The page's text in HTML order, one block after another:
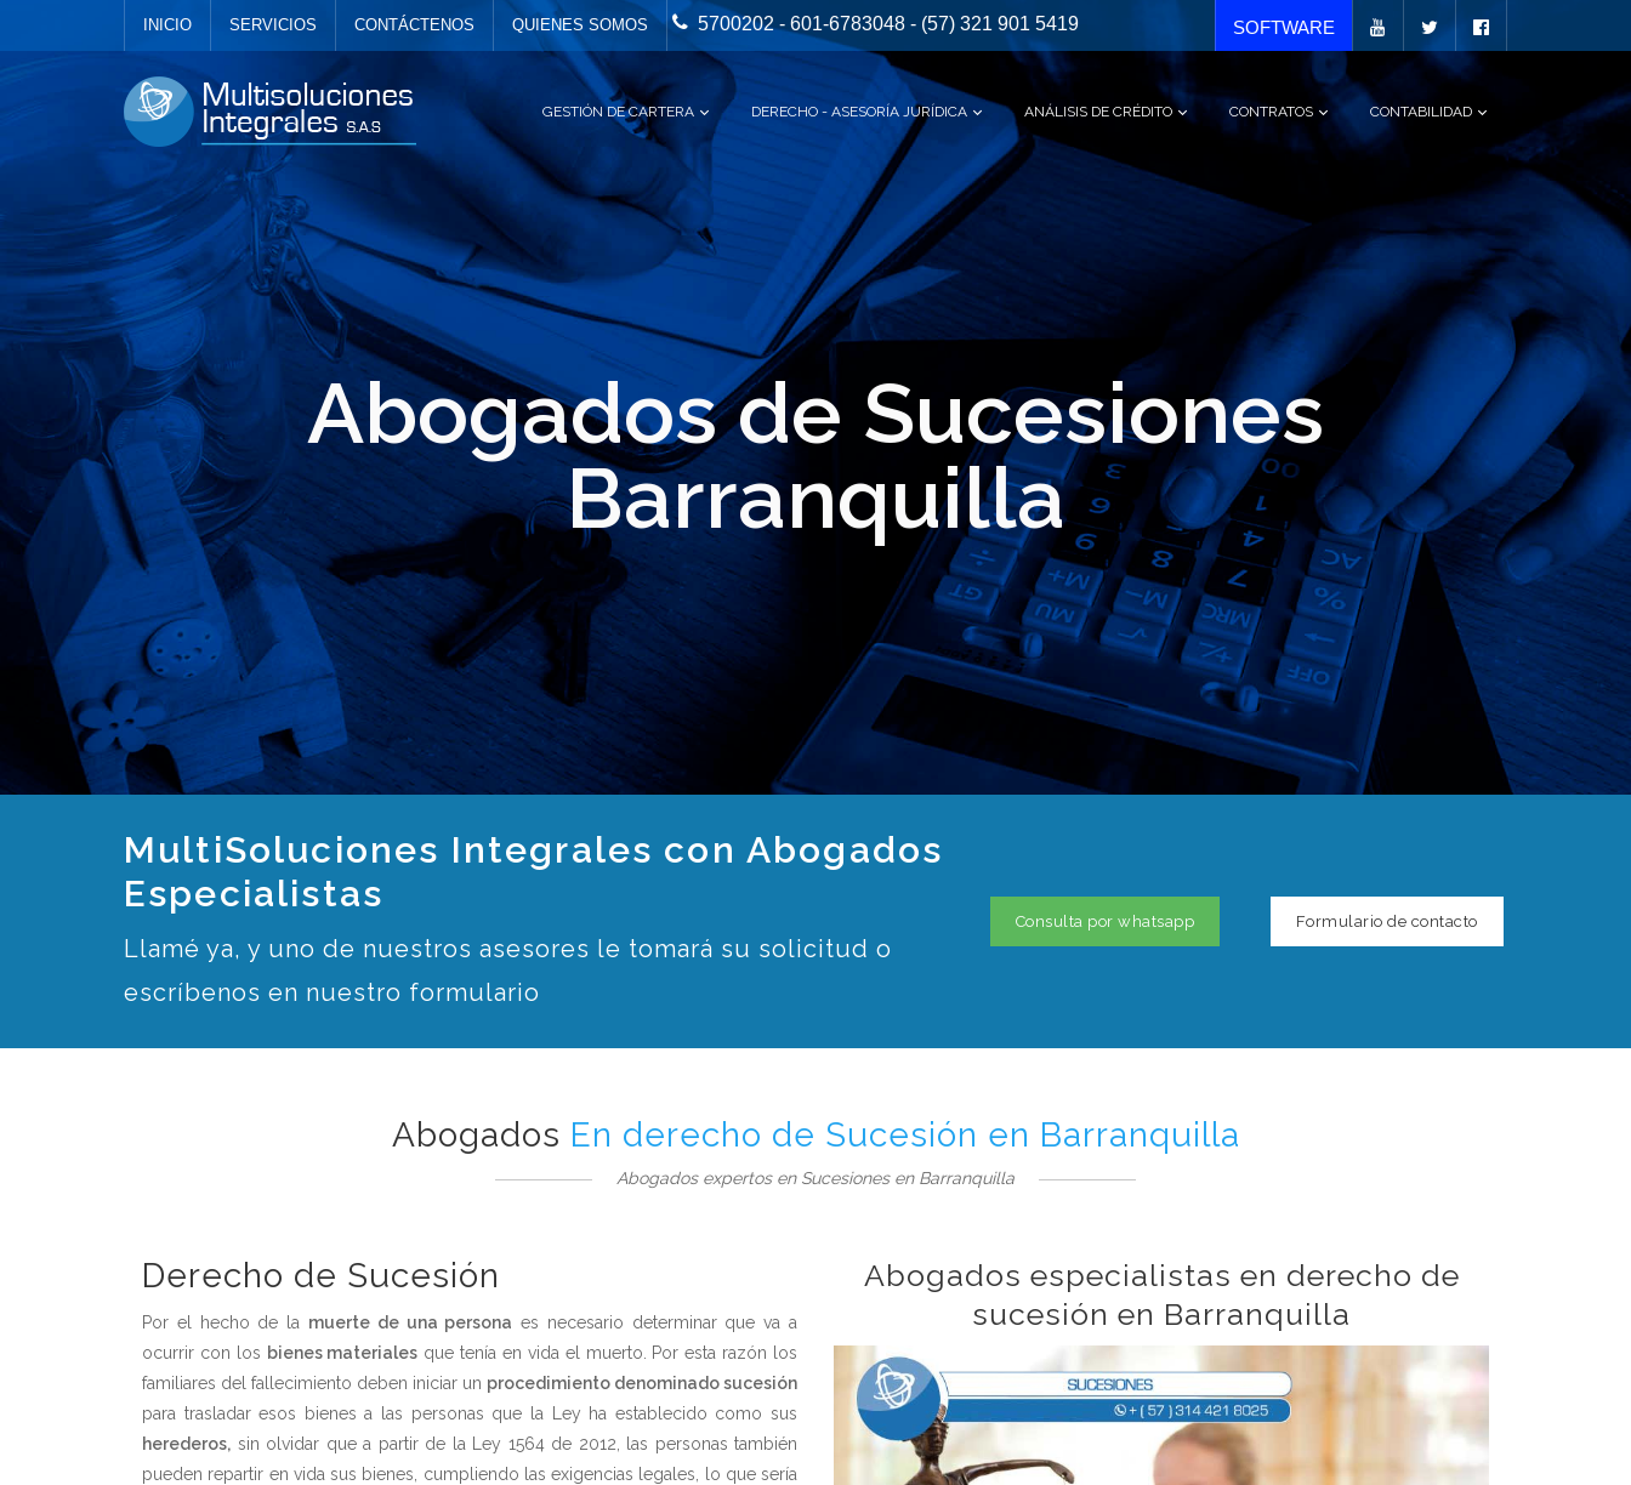
INICIO SERVICIOS CONTÁCTENOS QUIENES SOMOS 5700202 - 601-6783048 - (57) 321 901 5419 SOFTWARE
GESTIÓN DE CARTERA DERECHO - ASESORÍA JURÍDICA ANÁLISIS DE CRÉDITO CONTRATOS CONTABILIDAD
Abogados de Sucesiones
Barranquilla
MultiSoluciones Integrales con Abogados
Especialistas
Llamé ya, y uno de nuestros asesores le tomará su solicitud o
escríbenos en nuestro formulario
Consulta por whatsapp Formulario de contacto
Abogados En derecho de Sucesión en Barranquilla
Abogados expertos en Sucesiones en Barranquilla
Derecho de Sucesión
Por el hecho de la muerte de una persona es necesario determinar que va a
ocurrir con los bienes materiales que tenía en vida el muerto. Por esta razón los
familiares del fallecimiento deben iniciar un procedimiento denominado sucesión
para trasladar esos bienes a las personas que la Ley ha establecido como sus
herederos, sin olvidar que a partir de la Ley 1564 de 2012, las personas también
pueden repartir en vida sus bienes, cumpliendo las exigencias legales, lo que sería
Abogados especialistas en derecho de
sucesión en Barranquilla